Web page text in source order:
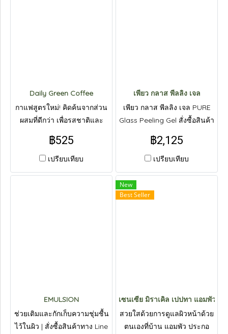
Daily Green Coffee
กาแฟสูตรใหม่! คิดค้นจากส่วน
ผสมที่ดีกว่า เพื่อรสชาติและ
ความกลมกล่อม หอมละมุน
ตั้งแต่แรกเริ่มที่ได้สัมผัส | สั่งซื้อ
สินค้าทาง Line : @livepureth
฿525
เปรียบเทียบ
เพียว กลาส พีลลิง เจล
เพียว กลาส พีลลิง เจล PURE
Glass Peeling Gel สั่งซื้อสินค้า
ทาง Line : @livepureth
฿2,125
เปรียบเทียบ
EMULSION
ช่วยเติมและกักเก็บความชุ่มชื้น
ไว้ในผิว | สั่งซื้อสินค้าทาง Line
New
Best Seller
เซนเซีย มิราเคิล เปปทา แอมพัว
สวยใสด้วยการดูแลผิวหน้าด้วย
ตนเองที่บ้าน แอมพัว ประกอ